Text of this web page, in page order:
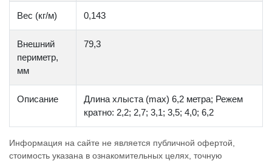
Вес (кг/м) 0,143
Внешний
периметр,
мм
79,3
Описание
Длина хлыста (max) 6,2 метра; Режем
кратно: 2,2; 2,7; 3,1; 3,5; 4,0; 6,2
Информация на сайте не является публичной офертой,
стоимость указана в ознакомительных целях, точную